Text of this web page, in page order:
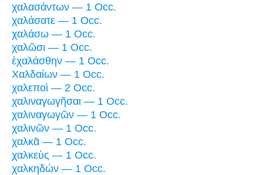
χαλασάντων — 1 Occ.
χαλάσατε — 1 Occ.
χαλάσω — 1 Occ.
χαλῶσι — 1 Occ.
ἐχαλάσθην — 1 Occ.
Χαλδαίων — 1 Occ.
χαλεποὶ — 2 Occ.
χαλιναγωγῆσαι — 1 Occ.
χαλιναγωγῶν — 1 Occ.
χαλινῶν — 1 Occ.
χαλκᾶ — 1 Occ.
χαλκεὺς — 1 Occ.
χαλκηδών — 1 Occ.